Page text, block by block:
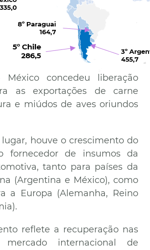
México concedeu liberação
as exportações de carne
e miúdos de aves oriundos
houve o crescimento do
fornecedor de insumos da
tanto para países da
(Argentina e México), como
a Europa (Alemanha, Reino
reflete a recuperação nas
internacional de